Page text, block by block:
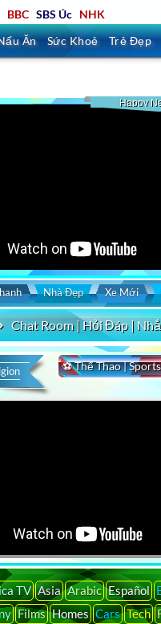
BBC SBS Úc NHK
Ăn Sức Khoẻ Trẻ Đẹp
Happy
Nhà Đẹp Xe Mới
Chat Room | Hỏi Đáp |
⚽ Thể Thao |
TV Asia Arabic Español
Films Homes Cars Tech